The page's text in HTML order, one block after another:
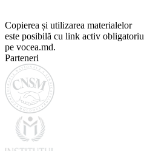
Copierea și utilizarea materialelor
este posibilă cu link activ obligatoriu
pe vocea.md.
Parteneri